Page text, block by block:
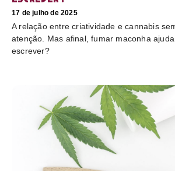
17 de julho de 2025
A relação entre criatividade e cannabis
atenção. Mas afinal, fumar maconha
escrever?